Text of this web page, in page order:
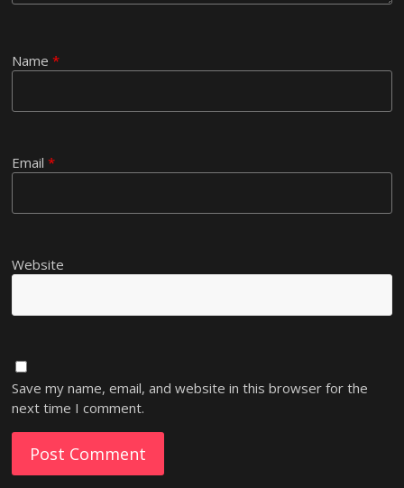
Name*
Email*
Website
Save my name, email, and website in this browser for the
next time I comment.